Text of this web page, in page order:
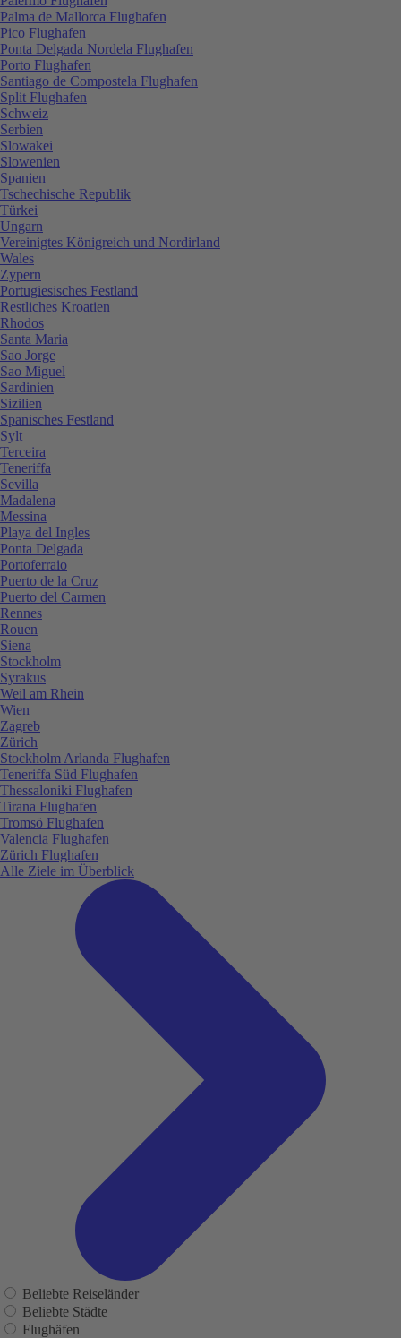
Palma de Mallorca Flughafen
Pico Flughafen
Ponta Delgada Nordela Flughafen
Porto Flughafen
Santiago de Compostela Flughafen
Split Flughafen
Schweiz
Serbien
Slowakei
Slowenien
Spanien
Tschechische Republik
Türkei
Ungarn
Vereinigtes Königreich und Nordirland
Wales
Zypern
Portugiesisches Festland
Restliches Kroatien
Rhodos
Santa Maria
Sao Jorge
Sao Miguel
Sardinien
Sizilien
Spanisches Festland
Sylt
Terceira
Teneriffa
Sevilla
Madalena
Messina
Playa del Ingles
Ponta Delgada
Portoferraio
Puerto de la Cruz
Puerto del Carmen
Rennes
Rouen
Siena
Stockholm
Syrakus
Weil am Rhein
Wien
Zagreb
Zürich
Stockholm Arlanda Flughafen
Teneriffa Süd Flughafen
Thessaloniki Flughafen
Tirana Flughafen
Tromsö Flughafen
Valencia Flughafen
Zürich Flughafen
Alle Ziele im Überblick
Beliebte Reiseländer
Beliebte Städte
Flughäfen